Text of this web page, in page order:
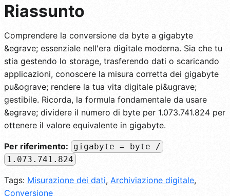
Riassunto
Comprendere la conversione da byte a gigabyte
&egrave; essenziale nell'era digitale moderna. Sia che tu
stia gestendo lo storage, trasferendo dati o scaricando
applicazioni, conoscere la misura corretta dei gigabyte
pu&ograve; rendere la tua vita digitale pi&ugrave;
gestibile. Ricorda, la formula fondamentale da usare
&egrave; dividere il numero di byte per 1.073.741.824 per
ottenere il valore equivalente in gigabyte.
Per riferimento:
gigabyte = byte /
1.073.741.824
Tags: Misurazione dei dati, Archiviazione digitale,
Conversione